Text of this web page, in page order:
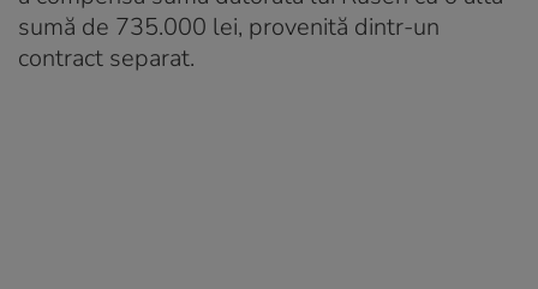
sumă de 735.000 lei, provenită dintr-un
contract separat.